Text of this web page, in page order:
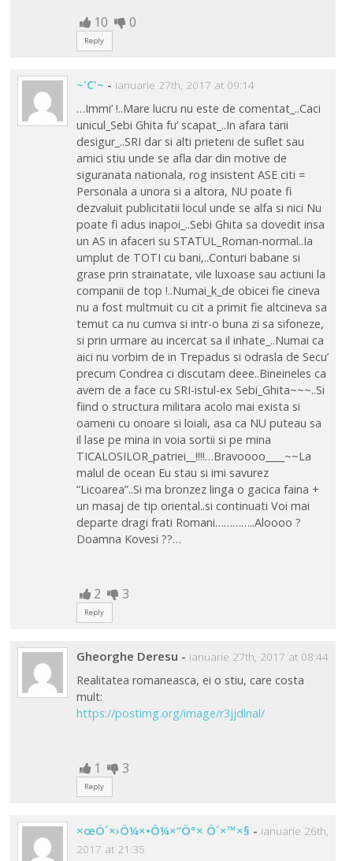
10 0
Reply
~'C'~ - ianuarie 27th, 2017 at 09:14
…Immi’ !..Mare lucru nu este de comentat_..Caci
unicul_Sebi Ghita fu’ scapat_..In afara tarii
desigur_..SRI dar si alti prieteni de suflet sau
amici stiu unde se afla dar din motive de
siguranata nationala, rog insistent ASE citi =
Personala a unora si a altora, NU poate fi
dezvaluit publicitatii locul unde se alfa si nici Nu
poate fi adus inapoi_..Sebi Ghita sa dovedit insa
un AS in afaceri su STATUL_Roman-normal..Ia
umplut de TOTI cu bani,..Conturi babane si
grase prin strainatate, vile luxoase sau actiuni la
companii de top !..Numai_k_de obicei fie cineva
nu a fost multmuit cu cit a primit fie altcineva sa
temut ca nu cumva si intr-o buna zi sa sifoneze,
si prin urmare au incercat sa il inhate_..Numai ca
aici nu vorbim de in Trepadus si odrasla de Secu’
precum Condrea ci discutam deee..Bineineles ca
avem de a face cu SRI-istul-ex Sebi_Ghita~~~..Si
fiind o structura militara acolo mai exista si
oameni cu onoare si loiali, asa ca NU puteau sa
il lase pe mina in voia sortii si pe mina
TICALOSILOR_patriei__!!!!…Bravoooo____~~La
malul de ocean Eu stau si imi savurez
“Licoarea”..Si ma bronzez linga o gacica faina +
un masaj de tip oriental..si continuati Voi mai
departe dragi frati Romani…………..Aloooo ?
Doamna Kovesi ??…
2 3
Reply
Gheorghe Deresu - ianuarie 27th, 2017 at 08:44
Realitatea romaneasca, ei o stiu, care costa
mult:
https://postimg.org/image/r3jjdlnal/
1 3
Reply
×œÖ´×›Ö¼×•Ö¼×“Ö°× Ö´×™×§ - ianuarie 26th,
2017 at 21:35